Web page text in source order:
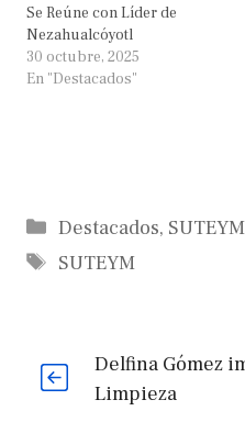
Se Reúne con Líder de
Nezahualcóyotl
30 octubre, 2025
En "Destacados"
Categorías
Destacados, SUTEYM
Etiquetas
SUTEYM
Delfina Gómez
Limpieza